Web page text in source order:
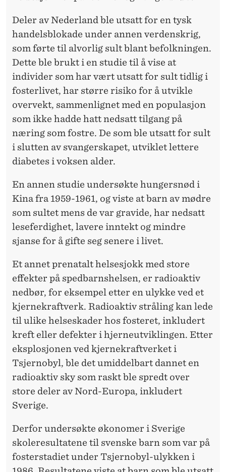
Deler av Nederland ble utsatt for en tysk
handelsblokade under annen verdenskrig,
som førte til alvorlig sult blant befolkningen.
Dette ble brukt i en studie til å vise at
individer som har vært utsatt for sult tidlig i
fosterlivet, har større risiko for å utvikle
overvekt, sammenlignet med en populasjon
som ikke hadde hatt nedsatt tilgang på
næring som fostre. De som ble utsatt for sult
i slutten av svangerskapet, utviklet lettere
diabetes i voksen alder.
En annen studie undersøkte hungersnød i
Kina fra 1959-1961, og viste at barn av mødre
som sultet mens de var gravide, har nedsatt
leseferdighet, lavere inntekt og mindre
sjanse for å gifte seg senere i livet.
Et annet prenatalt helsesjokk med store
effekter på spedbarnshelsen, er radioaktiv
nedbør, for eksempel etter en ulykke ved et
kjernekraftverk. Radioaktiv stråling kan lede
til ulike helseskader hos fosteret, inkludert
kreft eller defekter i hjerneutviklingen. Etter
eksplosjonen ved kjernekraftverket i
Tsjernobyl, ble det umiddelbart dannet en
radioaktiv sky som raskt ble spredt over
store deler av Nord-Europa, inkludert
Sverige.
Derfor undersøkte økonomer i Sverige
skoleresultatene til svenske barn som var på
fosterstadiet under Tsjernobyl-ulykken i